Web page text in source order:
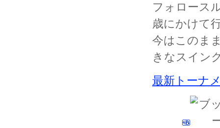
フォロース
歳にかけて
今はこのま
きなスイン
最新トーナ